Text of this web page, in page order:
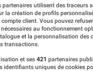
ou
vous retrouverez
des choix.
partenaires utilisent des
la création de profils
compte client. Vous pouvez
au fonctionnement
et la personnalisation des
transactions.
et ses 421 partenaires
identifiants uniques de cookies